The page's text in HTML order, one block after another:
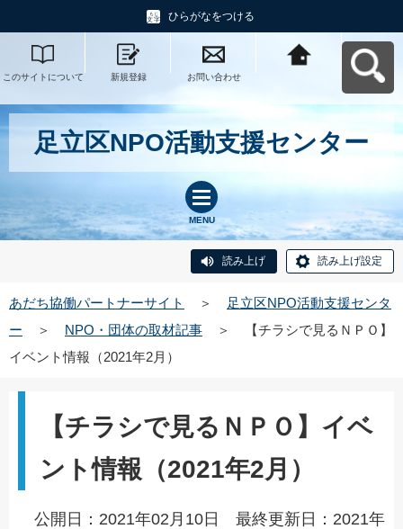
ひらがなをつける
このサイトについて 新規登録 お問い合わせ
足立区NPO活動支援センター
MENU
読み上げ 読み上げ設定
あだち協働パートナーサイト ＞
足立区NPO活動支援センタ
ー
＞ NPO・団体の取材記事 ＞
【チラシで見るＮＰＯ】
イベント情報（2021年2月）
【チラシで見るＮＰＯ】イベ
ント情報（2021年2月）
公開日：2021年02月10日 最終更新日：2021年